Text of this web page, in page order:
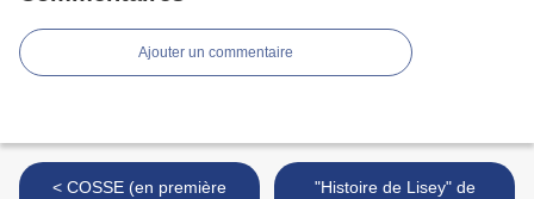
Ajouter un commentaire
< COSSE (en première
"Histoire de Lisey" de